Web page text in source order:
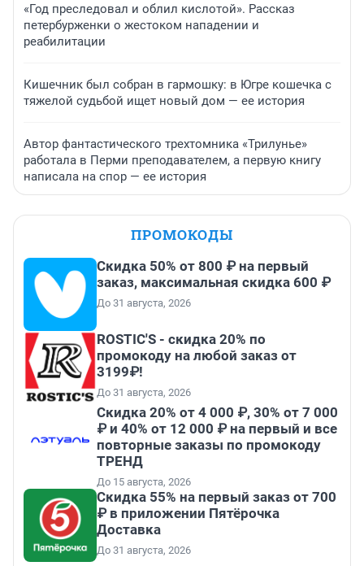
«Год преследовал и облил кислотой». Рассказ
петербурженки о жестоком нападении и
реабилитации
Кишечник был собран в гармошку: в Югре кошечка с
тяжелой судьбой ищет новый дом — ее история
Автор фантастического трехтомника «Трилунье»
работала в Перми преподавателем, а первую книгу
написала на спор — ее история
ПРОМОКОДЫ
Скидка 50% от 800 ₽ на первый
заказ, максимальная скидка 600 ₽
До 31 августа, 2026
ROSTIC'S - скидка 20% по
промокоду на любой заказ от
3199₽!
До 31 августа, 2026
Скидка 20% от 4 000 ₽, 30% от 7 000
₽ и 40% от 12 000 ₽ на первый и все
повторные заказы по промокоду
ТРЕНД
До 15 августа, 2026
Скидка 55% на первый заказ от 700
₽ в приложении Пятёрочка
Доставка
До 31 августа, 2026